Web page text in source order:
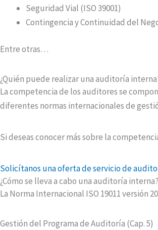
Seguridad Vial (ISO 39001)
Contingencia y Continuidad del
Entre otras…
¿Quién puede realizar una auditoría
La competencia de los auditores se
diferentes normas internacionales de
Si deseas conocer más sobre la
Solicítanos una oferta de servicio de
¿Cómo se lleva a cabo una auditoría interna?
La Norma Internacional ISO 19011
Gestión del Programa de Auditoría (Cap. 5)